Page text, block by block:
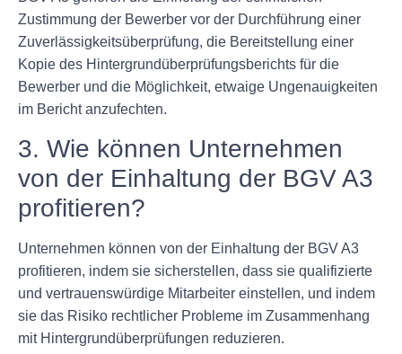
Zustimmung der Bewerber vor der Durchführung einer
Zuverlässigkeitsüberprüfung, die Bereitstellung einer
Kopie des Hintergrundüberprüfungsberichts für die
Bewerber und die Möglichkeit, etwaige Ungenauigkeiten
im Bericht anzufechten.
3. Wie können Unternehmen
von der Einhaltung der BGV A3
profitieren?
Unternehmen können von der Einhaltung der BGV A3
profitieren, indem sie sicherstellen, dass sie qualifizierte
und vertrauenswürdige Mitarbeiter einstellen, und indem
sie das Risiko rechtlicher Probleme im Zusammenhang
mit Hintergrundüberprüfungen reduzieren.